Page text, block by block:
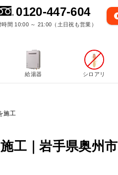
0120-447-604
時間 10:00 ～ 21:00（土日祝も営業）
施工
工｜岩手県奥州市
給湯器 シロアリ